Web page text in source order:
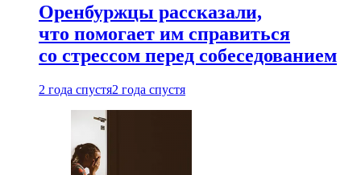
Оренбуржцы рассказали,
что помогает им справиться
со стрессом перед собеседованием
2 года спустя2 года спустя